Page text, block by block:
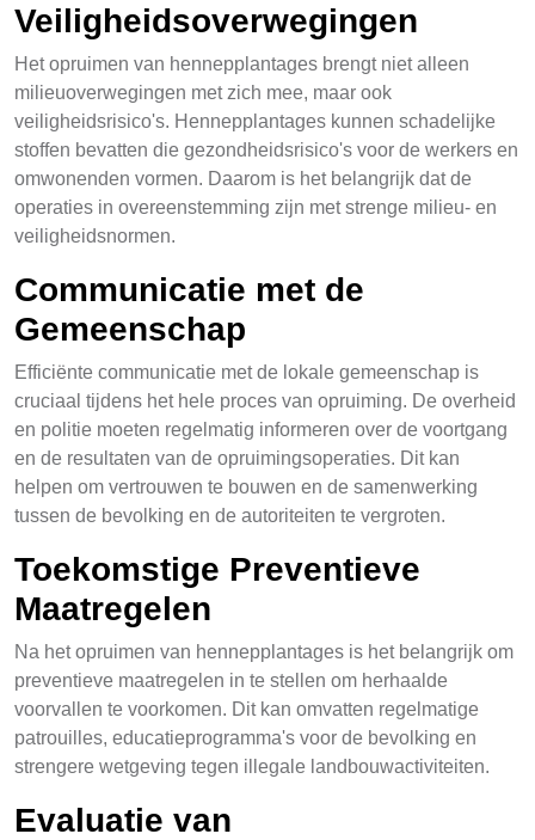
Veiligheidsoverwegingen
Het opruimen van hennepplantages brengt niet alleen
milieuoverwegingen met zich mee, maar ook
veiligheidsrisico's. Hennepplantages kunnen schadelijke
stoffen bevatten die gezondheidsrisico's voor de werkers en
omwonenden vormen. Daarom is het belangrijk dat de
operaties in overeenstemming zijn met strenge milieu- en
veiligheidsnormen.
Communicatie met de
Gemeenschap
Efficiënte communicatie met de lokale gemeenschap is
cruciaal tijdens het hele proces van opruiming. De overheid
en politie moeten regelmatig informeren over de voortgang
en de resultaten van de opruimingsoperaties. Dit kan
helpen om vertrouwen te bouwen en de samenwerking
tussen de bevolking en de autoriteiten te vergroten.
Toekomstige Preventieve
Maatregelen
Na het opruimen van hennepplantages is het belangrijk om
preventieve maatregelen in te stellen om herhaalde
voorvallen te voorkomen. Dit kan omvatten regelmatige
patrouilles, educatieprogramma's voor de bevolking en
strengere wetgeving tegen illegale landbouwactiviteiten.
Evaluatie van